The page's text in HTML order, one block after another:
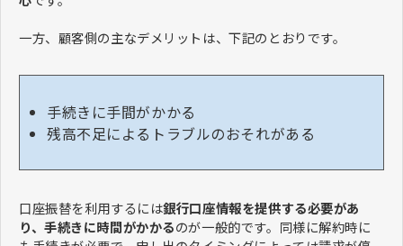
一方、顧客側の主なデメリットは、下記のとおりです。
手続きに手間がかかる
残高不足によるトラブルのおそれがある
口座振替を利用するには銀行口座情報を提供する必要があ
り、手続きに時間がかかるのが一般的です。同様に解約時に